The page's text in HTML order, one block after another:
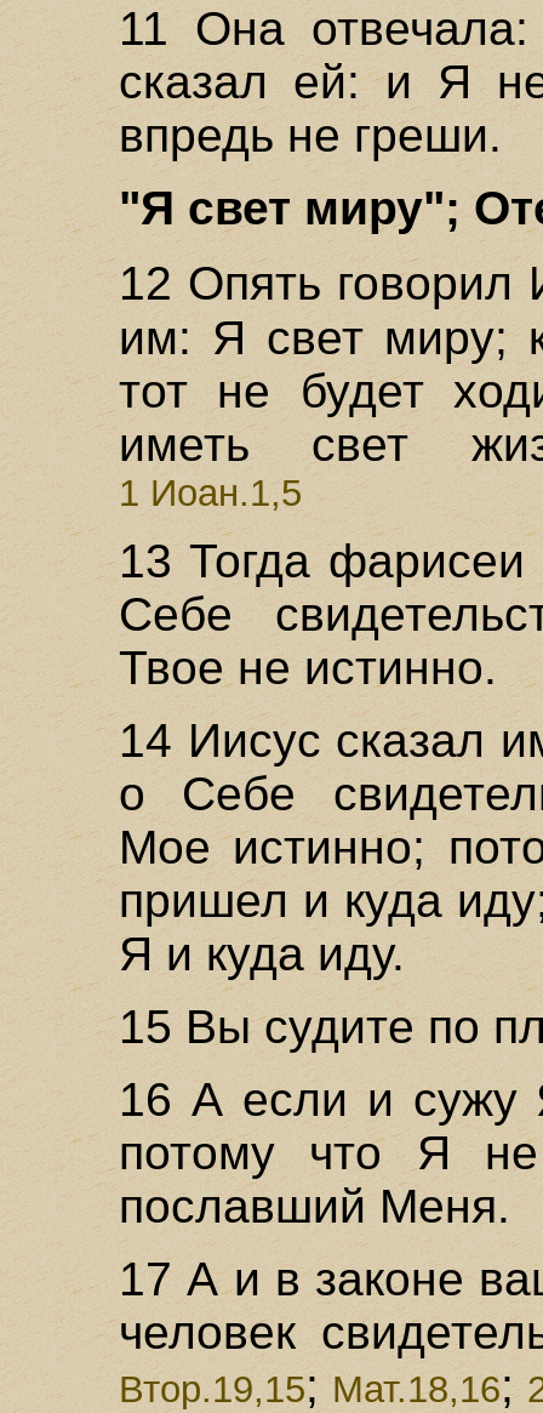
11 Она
сказал ей: и Я
впредь не греши.
"Я свет миру";
12 Опять говорил
им: Я свет миру;
тот не будет
иметь свет
1 Иоан.1,5
13 Тогда
Себе
Твое не истинно.
14 Иисус сказал
о Себе
Мое истинно;
пришел и куда
Я и куда иду.
15 Вы судите по
16 А если и сужу
потому что Я
пославший Меня.
17 А и в законе
человек
Втор.19,15; Мат.18,16;